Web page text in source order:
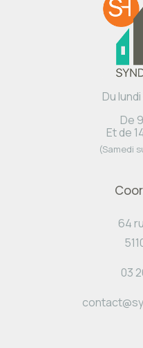
Du
De
Et de
(Samedi
64
03